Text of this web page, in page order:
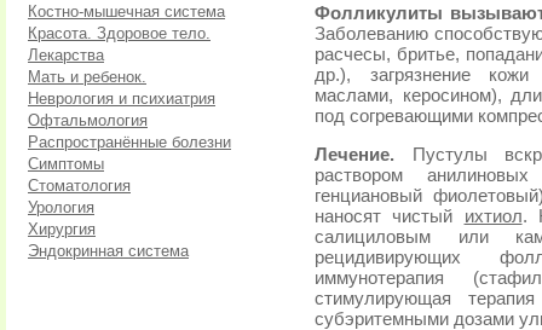
Костно-мышечная система
Красота. Здоровое тело.
Лекарства
Мать и ребенок.
Неврология и психиатрия
Офтальмология
Распространённые болезни
Симптомы
Стоматология
Урология
Хирургия
Эндокринная система
Фолликулиты
Заболеванию
расчесы, бритье,
др.), загрязнение
маслами, керосином),
под согревающими
Лечение.
Пустулы
раствором
генциановый
наносят чистый ихтиол.
салициловым или
рецидивирующих
иммунотерапия
стимулирующая
субэритемными дозами